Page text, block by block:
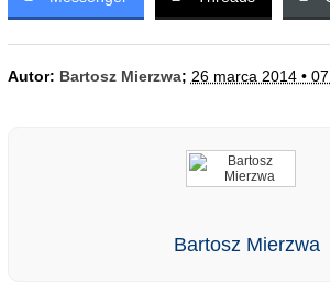
Autor: Bartosz Mierzwa; 26 marca 2014 •
Bartosz Mierzwa